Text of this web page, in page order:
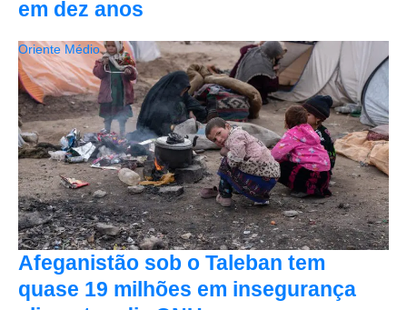
em dez anos
Afeganistão sob o Taleban tem
quase 19 milhões em insegurança
Oriente Médio